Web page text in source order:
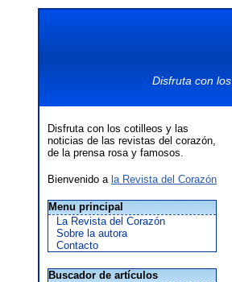
Disfruta con los
Disfruta con los cotilleos y las
noticias de las revistas del corazón,
de la prensa rosa y famosos.
Bienvenido a la Revista del Corazón
Menu principal
La Revista del Corazón
Sobre la autora
Contacto
Buscador de artículos